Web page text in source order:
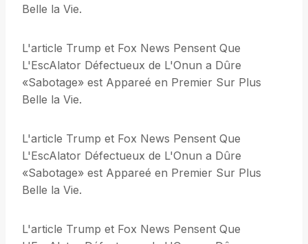
Belle la Vie.
L'article Trump et Fox News Pensent Que
L'EscAlator Défectueux de L'Onun a Dûre
«Sabotage» est Appareé en Premier Sur Plus
Belle la Vie.
L'article Trump et Fox News Pensent Que
L'EscAlator Défectueux de L'Onun a Dûre
«Sabotage» est Appareé en Premier Sur Plus
Belle la Vie.
L'article Trump et Fox News Pensent Que